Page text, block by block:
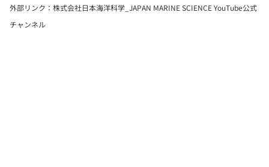
外部リンク：株式会社日本海洋科学_JAPAN MARINE SCIENCE YouTube公式
チャンネル